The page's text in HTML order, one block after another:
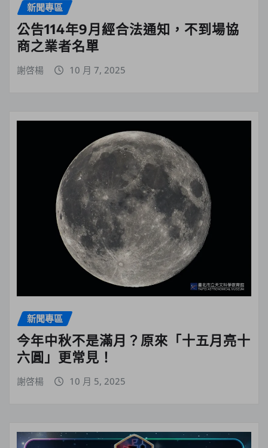
新聞專區
公告114年9月經合法通知，不到場協
商之業者名單
謝啓楊 10 月 7, 2025
新聞專區
今年中秋不是滿月？原來「十五月亮十
六圓」更常見！
謝啓楊 10 月 5, 2025